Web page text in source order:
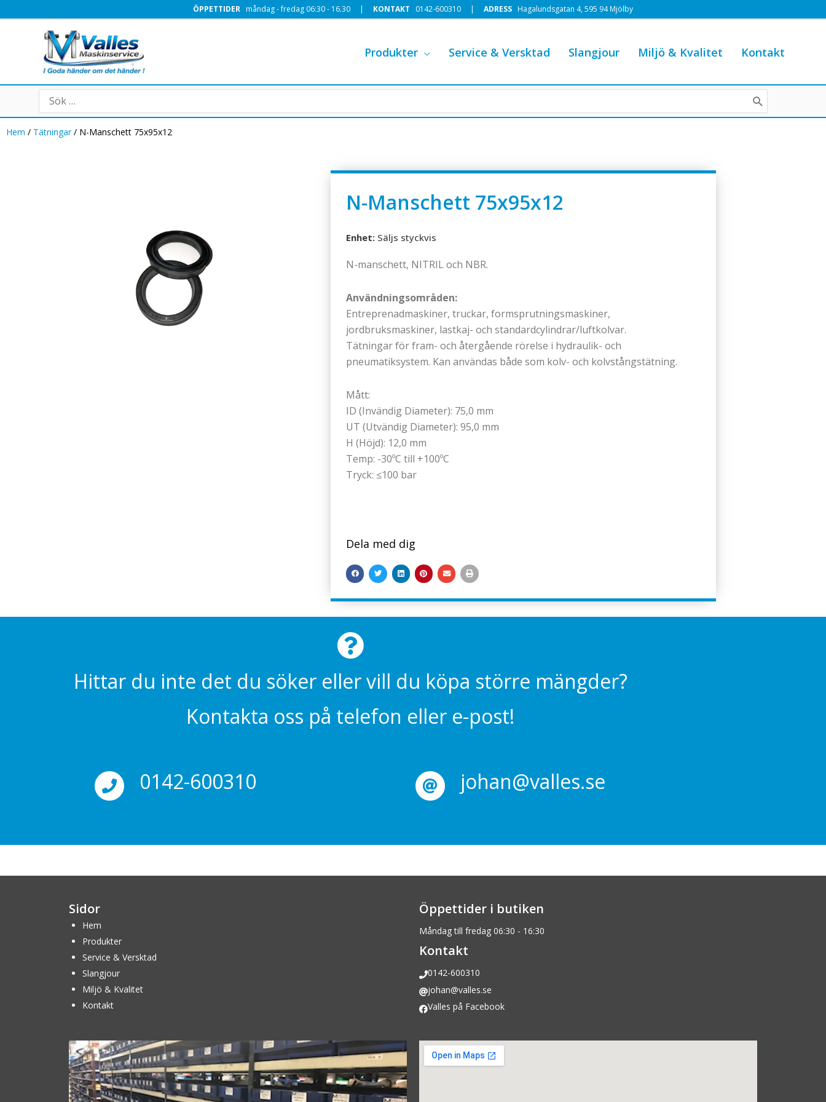
till
ÖPPETTIDER måndag - fredag 06:30 - 16.30 | KONTAKT 0142-600310 | ADRESS Hagalundsgatan 4, 595 94 Mjölby
Produkter Service & Versktad Slangjour Miljö & Kvalitet Kontakt
Search
for:
Hem / Tätningar/ N-Manschett 75x95x12
N-Manschett 75x95x12
Enhet: Säljs styckvis
N-manschett, NITRIL och NBR.
Användningsområden:
Entreprenadmaskiner, truckar, formsprutningsmaskiner,
jordbruksmaskiner, lastkaj- och standardcylindrar/luftkolvar.
Tätningar för fram- och återgående rörelse i hydraulik- och
pneumatiksystem. Kan användas både som kolv- och kolvstångstätning.
Mått:
ID (Invändig Diameter): 75,0 mm
UT (Utvändig Diameter): 95,0 mm
H (Höjd): 12,0 mm
Temp: -30ºC till +100ºC
Tryck: ≤100 bar
Dela med dig
Hittar du inte det du söker eller vill du köpa större mängder?
Kontakta oss på telefon eller e-post!
0142-600310 johan@valles.se
Sidor
Hem
Produkter
Service & Versktad
Slangjour
Miljö & Kvalitet
Kontakt
Öppettider i butiken
Måndag till fredag 06:30 - 16:30
Kontakt
0142-600310
johan@valles.se
Valles på Facebook